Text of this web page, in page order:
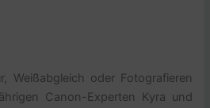
Weißabgleich oder Fotografieren
Canon-Experten Kyra und